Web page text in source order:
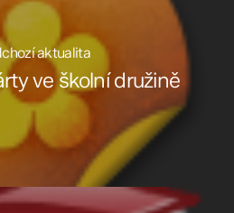
aktualita
ve školní družině